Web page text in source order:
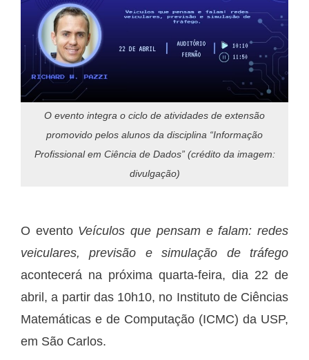
O evento integra o ciclo de atividades de extensão
promovido pelos alunos da disciplina “Informação
Profissional em Ciência de Dados” (crédito da imagem:
divulgação)
O evento Veículos que pensam e falam: redes
veiculares, previsão e simulação de tráfego
acontecerá na próxima quarta-feira, dia 22 de
abril, a partir das 10h10, no Instituto de Ciências
Matemáticas e de Computação (ICMC) da USP,
em São Carlos.